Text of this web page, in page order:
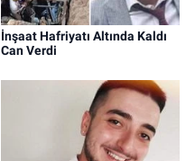
İnşaat Hafriyatı Altında Kaldı
Can Verdi